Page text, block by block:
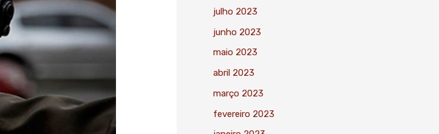
julho 2023
junho 2023
maio 2023
abril 2023
março 2023
fevereiro 2023